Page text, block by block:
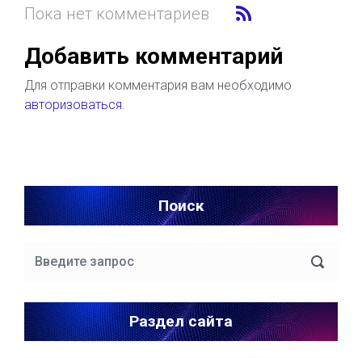
Пока нет комментариев
Добавить комментарий
Для отправки комментария вам необходимо
авторизоваться.
Поиск
Раздел сайта